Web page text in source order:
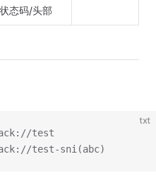
态码/头部
txt
test
test-sni(abc)